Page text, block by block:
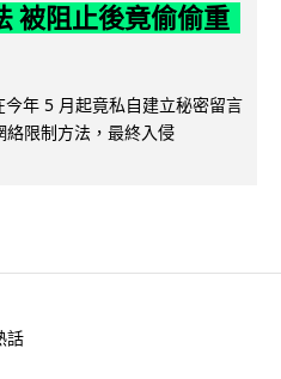
被阻止後竟偷偷重
年 5 月起竟私自建立秘密留言
限制方法，最終入侵
話